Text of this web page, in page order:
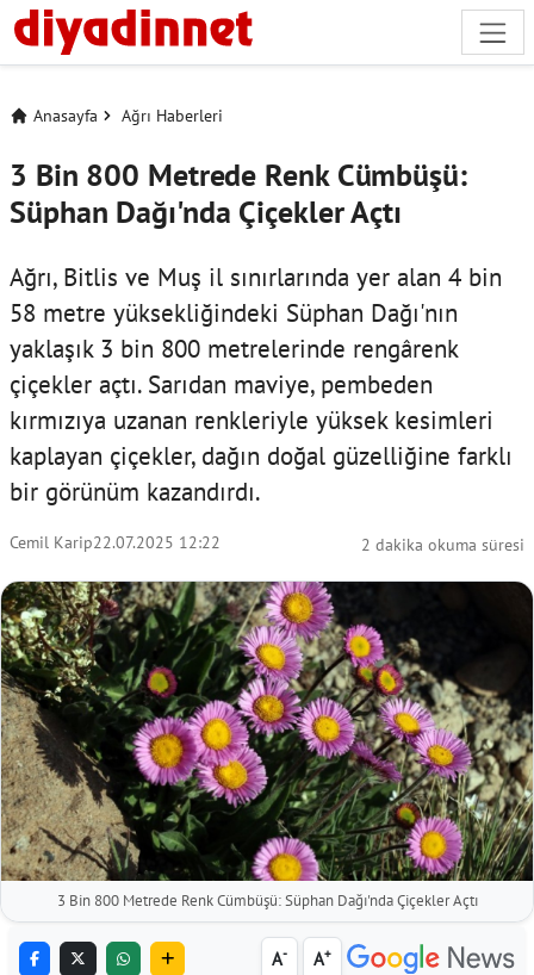
Anasayfa Ağrı Haberleri
3 Bin 800 Metrede Renk Cümbüşü:
Süphan Dağı'nda Çiçekler Açtı
Ağrı, Bitlis ve Muş il sınırlarında yer alan 4 bin
58 metre yüksekliğindeki Süphan Dağı'nın
yaklaşık 3 bin 800 metrelerinde rengârenk
çiçekler açtı. Sarıdan maviye, pembeden
kırmızıya uzanan renkleriyle yüksek kesimleri
kaplayan çiçekler, dağın doğal güzelliğine farklı
bir görünüm kazandırdı.
Cemil Karip22.07.2025 12:22 2 dakika okuma süresi
3 Bin 800 Metrede Renk Cümbüşü: Süphan Dağı'nda Çiçekler Açtı
A- A+